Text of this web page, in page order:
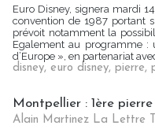
Euro Disney, signera mardi
convention de 1987 portant
prévoit notamment la
Egalement au programme :
d’Europe », en partenariat
disney, euro disney, pierre,
Montpellier : 1ère
Alain Martinez La Lettre